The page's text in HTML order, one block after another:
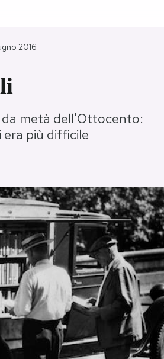
2016
da metà dell'Ottocento:
era più difficile